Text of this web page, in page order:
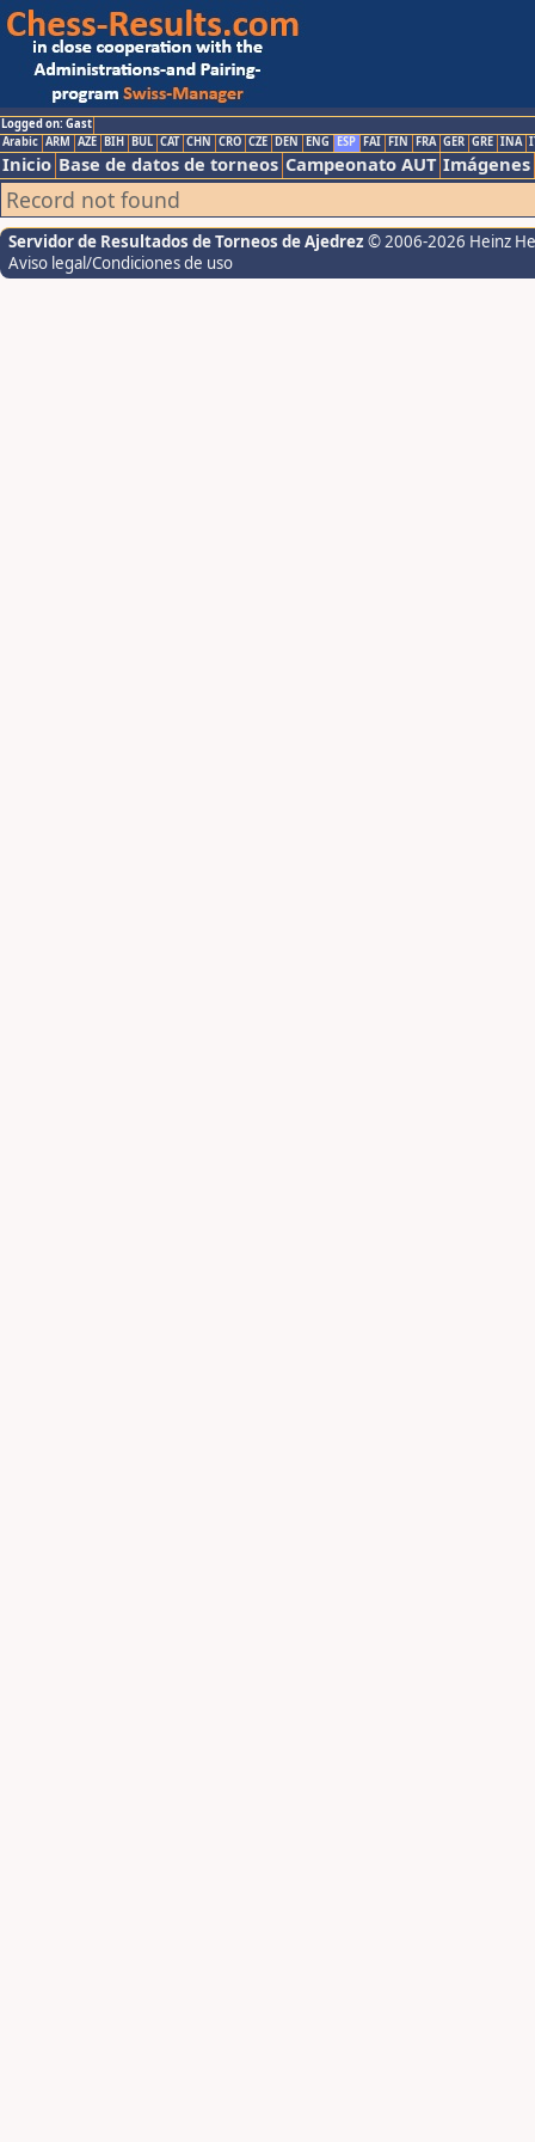
Logged on: Gast
Arabic ARM AZE BIH BUL CAT CHN CRO CZE DEN ENG ESP FAI FIN FRA GER GRE INA
Inicio Base de datos de torneos Campeonato AUT Imágenes
Record not found
Servidor de Resultados de Torneos de Ajedrez © 2006-2026 Heinz
Aviso legal/Condiciones de uso